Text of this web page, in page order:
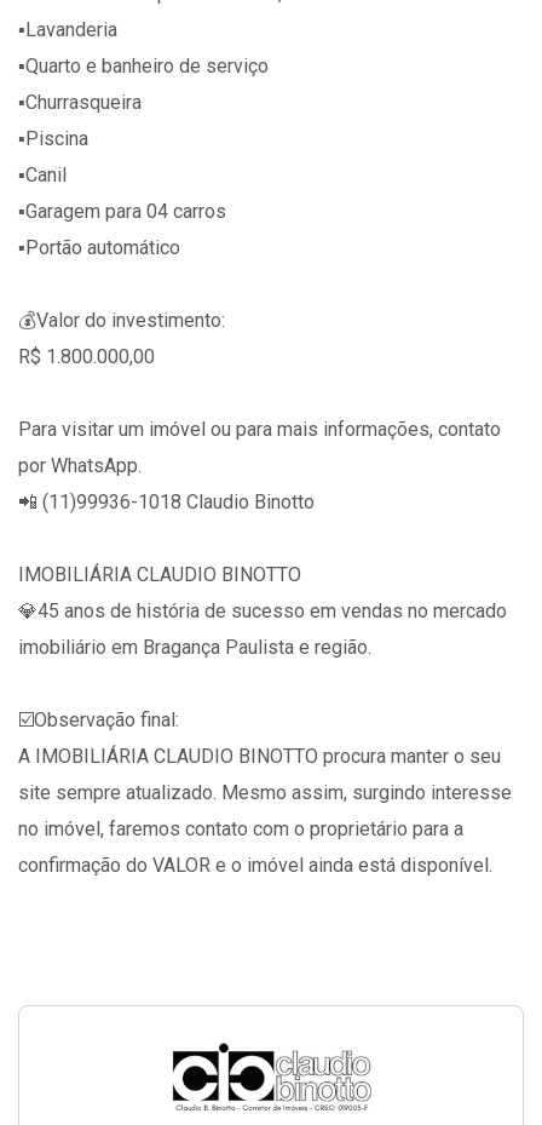
▪️Lavanderia
▪️Quarto e banheiro de serviço
▪️Churrasqueira
▪️Piscina
▪️Canil
▪️Garagem para 04 carros
▪️Portão automático
💰Valor do investimento:
R$ 1.800.000,00
Para visitar um imóvel ou para mais informações, contato
por WhatsApp.
📲 (11)99936-1018 Claudio Binotto
IMOBILIÁRIA CLAUDIO BINOTTO
💎45 anos de história de sucesso em vendas no mercado
imobiliário em Bragança Paulista e região.
☑️Observação final:
A IMOBILIÁRIA CLAUDIO BINOTTO procura manter o seu
site sempre atualizado. Mesmo assim, surgindo interesse
no imóvel, faremos contato com o proprietário para a
confirmação do VALOR e o imóvel ainda está disponível.